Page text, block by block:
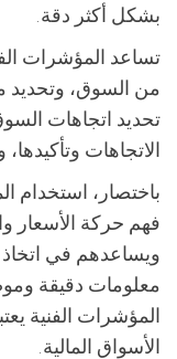
بشكل أكثر دقة.
تساعد المؤشرات
من السوق، وتحديد
تحديد اتجاهات
الاتجاهات
باختصار، استخدام
فهم حركة الأسعار
ويساعدهم في اتخاذ
معلومات دقيقة
المؤشرات الفنية
الأسواق المالية.